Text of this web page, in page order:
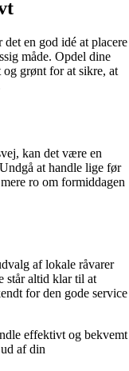
en god idé at placere
måde. Opdel dine
grønt for at sikre, at
kan det være en
at handle lige før
ro om formiddagen
af lokale råvarer
står altid klar til at
for den gode service
effektivt og bekvemt
af din